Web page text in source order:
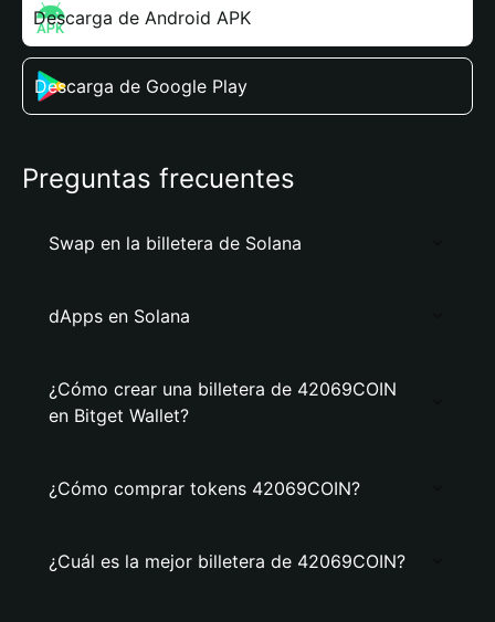
Descarga de Android APK
Descarga de Google Play
Preguntas frecuentes
Swap en la billetera de Solana
dApps en Solana
¿Cómo crear una billetera de 42069COIN
en Bitget Wallet?
¿Cómo comprar tokens 42069COIN?
¿Cuál es la mejor billetera de 42069COIN?